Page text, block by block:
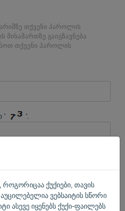
როგორიცაა ქუქიები, თავის
ვებსაიტის სწორი
ასევე იყენებს ქუქი-ფაილებს
თქვენი პაროლის
გაიგზავნება
თქვენი პაროლის
' '.